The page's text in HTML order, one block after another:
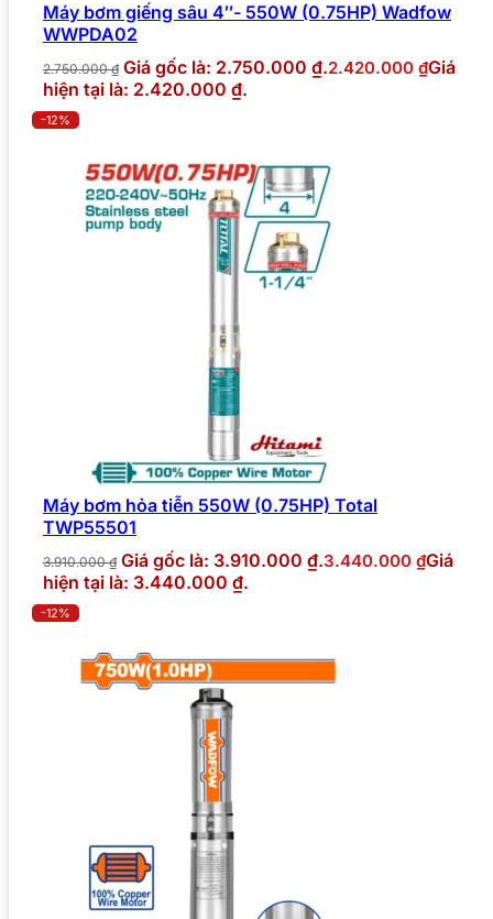
Máy bơm giếng sâu 4″- 550W (0.75HP) Wadfow
WWPDA02
2.750.000₫ Giá gốc là: 2.750.000 ₫.2.420.000 ₫Giá
hiện tại là: 2.420.000 ₫.
-12%
Máy bơm hỏa tiễn 550W (0.75HP) Total
TWP55501
3.910.000₫ Giá gốc là: 3.910.000 ₫.3.440.000 ₫Giá
hiện tại là: 3.440.000 ₫.
-12%